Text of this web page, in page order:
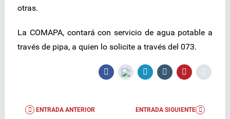
otras.
La COMAPA, contará con servicio de agua potable a
través de pipa, a quien lo solicite a través del 073.
ENTRADA ANTERIOR ENTRADA SIGUIENTE